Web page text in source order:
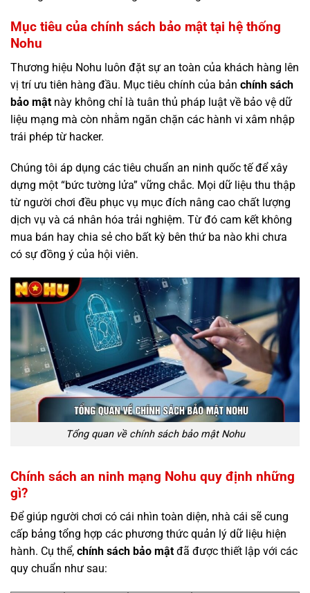
Mục tiêu của chính sách bảo mật tại hệ thống
Nohu
Thương hiệu Nohu luôn đặt sự an toàn của khách hàng lên
vị trí ưu tiên hàng đầu. Mục tiêu chính của bản chính sách
bảo mật này không chỉ là tuân thủ pháp luật về bảo vệ dữ
liệu mạng mà còn nhằm ngăn chặn các hành vi xâm nhập
trái phép từ hacker.
Chúng tôi áp dụng các tiêu chuẩn an ninh quốc tế để xây
dựng một “bức tường lửa” vững chắc. Mọi dữ liệu thu thập
từ người chơi đều phục vụ mục đích nâng cao chất lượng
dịch vụ và cá nhân hóa trải nghiệm. Từ đó cam kết không
mua bán hay chia sẻ cho bất kỳ bên thứ ba nào khi chưa
có sự đồng ý của hội viên.
Tổng quan về chính sách bảo mật Nohu
Chính sách an ninh mạng Nohu quy định những
gì?
Để giúp người chơi có cái nhìn toàn diện, nhà cái sẽ cung
cấp bảng tổng hợp các phương thức quản lý dữ liệu hiện
hành. Cụ thể, chính sách bảo mật đã được thiết lập với các
quy chuẩn như sau: